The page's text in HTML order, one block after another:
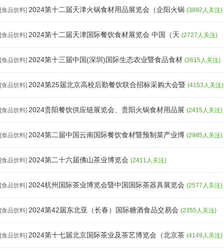
[食品饮料] 2024第十二届天津火锅食材用品展览会（企阳火锅 (3892人关注)
[食品饮料] 2024第十二届天津国际餐饮食材展览会 中国（天 (2727人关注)
[食品饮料] 2024第十三届中国(深圳)国际生态农业暨食品食材 (2615人关注)
[食品饮料] 2024第25届北京高校后勤餐饮联合招标采购大会暨 (4153人关注)
[食品饮料] 2024贵阳餐饮供应链展览会、贵阳火锅食材用品展 (2415人关注)
[食品饮料] 2024第二届中国云南国际餐饮食材暨预制菜产业博 (2985人关注)
[食品饮料] 2024第二十六届佛山茶业博览会 (2411人关注)
[食品饮料] 2024杭州国际茶业博览会暨中国国际茶器具展览会 (2577人关注)
[食品饮料] 2024第42届东北亚（长春）国际糖酒食品交易会 (2355人关注)
[食品饮料] 2024第十七届北京国际茶业及茶艺博览会（北京茶 (4149人关注)